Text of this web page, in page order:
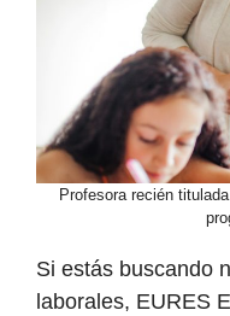
Profesora recién
Si estás buscando
laborales, EURES